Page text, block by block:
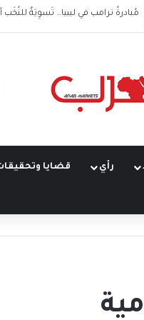
مُبادرةُ ترامب في ليبيا… تَسوِيَةٌ
رأي قضايا